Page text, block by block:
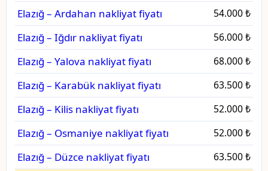
Elazığ – Ardahan nakliyat fiyatı 54.000 ₺
Elazığ – Iğdır nakliyat fiyatı 56.000 ₺
Elazığ – Yalova nakliyat fiyatı 68.000 ₺
Elazığ – Karabük nakliyat fiyatı 63.500 ₺
Elazığ – Kilis nakliyat fiyatı 52.000 ₺
Elazığ – Osmaniye nakliyat fiyatı 52.000 ₺
Elazığ – Düzce nakliyat fiyatı 63.500 ₺